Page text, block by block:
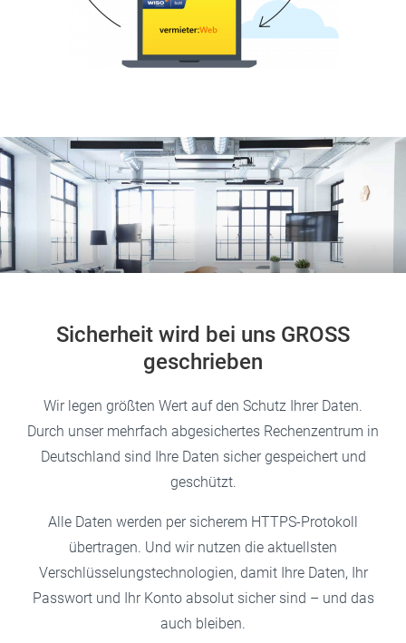
Sicherheit wird bei uns GROSS
geschrieben
Wir legen größten Wert auf den Schutz Ihrer Daten.
Durch unser mehrfach abgesichertes Rechenzentrum in
Deutschland sind Ihre Daten sicher gespeichert und
geschützt.
Alle Daten werden per sicherem HTTPS-Protokoll
übertragen. Und wir nutzen die aktuellsten
Verschlüsselungstechnologien, damit Ihre Daten, Ihr
Passwort und Ihr Konto absolut sicher sind – und das
auch bleiben.